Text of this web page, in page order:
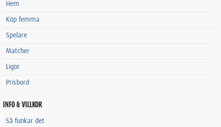
Hem
Köp femma
Spelare
Matcher
Ligor
Prisbord
INFO & VILLKOR
Så funkar det